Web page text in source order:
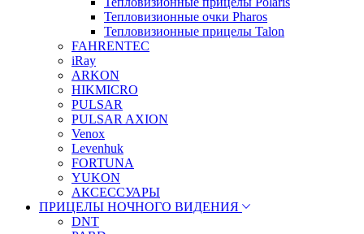
Тепловизионные очки Pharos
Тепловизионные прицелы Talon
FAHRENTEC
iRay
ARKON
HIKMICRO
PULSAR
PULSAR AXION
Venox
Levenhuk
FORTUNA
YUKON
АКСЕССУАРЫ
ПРИЦЕЛЫ НОЧНОГО ВИДЕНИЯ
DNT